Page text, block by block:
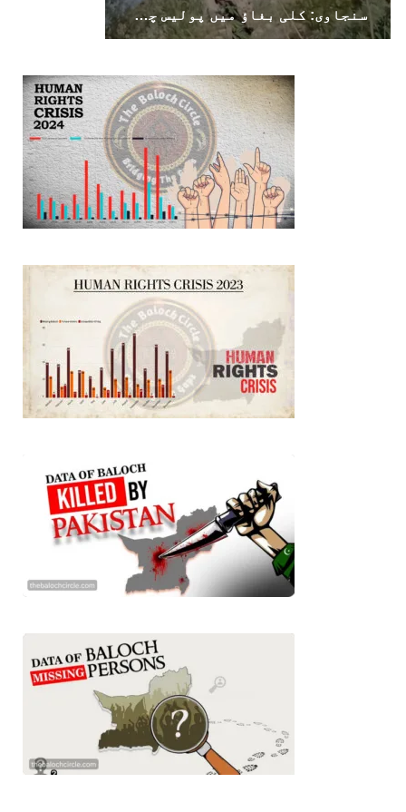
سنجاوی: کلی بغاؤ میں پولیس چوکی بارودی مواد سے تباہ